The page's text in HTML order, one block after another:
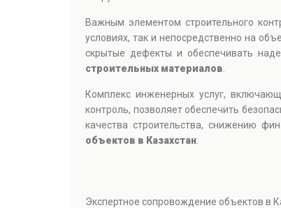
Важным элементом строительного
условиях, так и непосредственно на
скрытые дефекты и обеспечивать
строительных материалов
Комплекс инженерных услуг,
контроль, позволяет обеспечить
качества строительства, снижению
объектов в Казахстан
Экспертное сопровождение объектов в